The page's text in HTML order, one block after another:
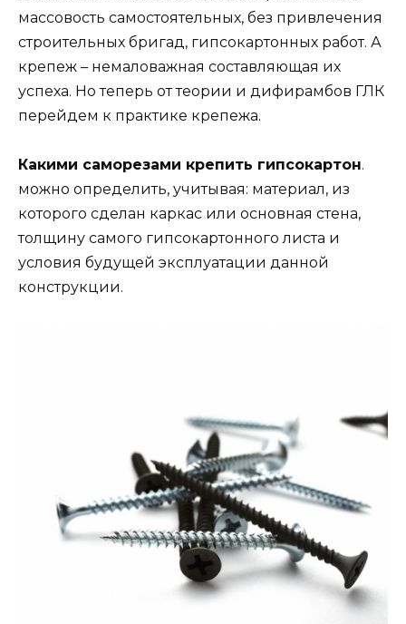
массовость самостоятельных, без привлечения
строительных бригад, гипсокартонных работ. А
крепеж – немаловажная составляющая их
успеха. Но теперь от теории и дифирамбов ГЛК
перейдем к практике крепежа.
Какими саморезами крепить гипсокартон.
можно определить, учитывая: материал, из
которого сделан каркас или основная стена,
толщину самого гипсокартонного листа и
условия будущей эксплуатации данной
конструкции.